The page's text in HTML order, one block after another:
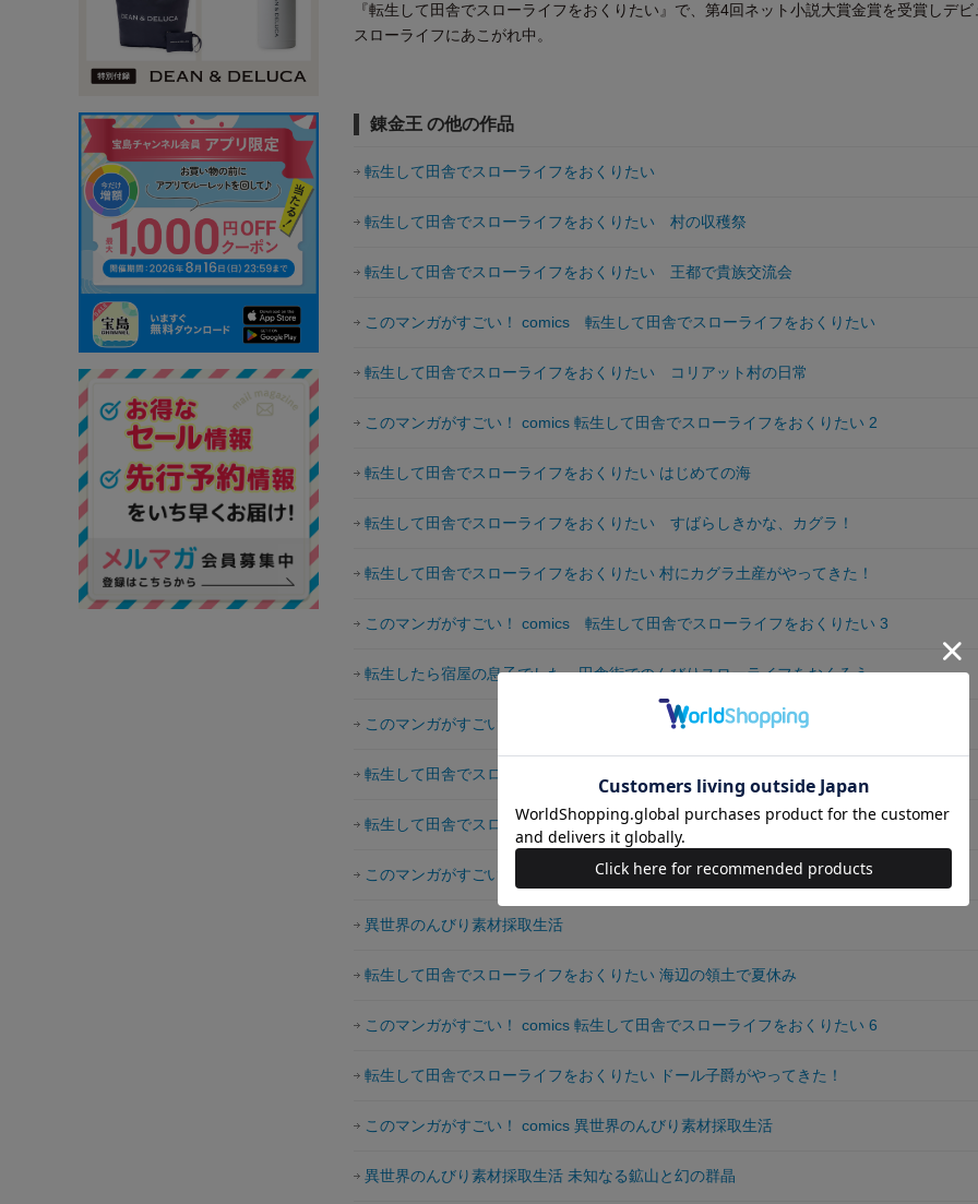
『転生して田舎でスローライフをおくりたい』で、第4回ネット小説大賞金賞を受賞しデビ
スローライフにあこがれ中。
錬金王 の他の作品
転生して田舎でスローライフをおくりたい
転生して田舎でスローライフをおくりたい 村の収穫祭
転生して田舎でスローライフをおくりたい 王都で貴族交流会
このマンガがすごい！ comics 転生して田舎でスローライフをおくりたい
転生して田舎でスローライフをおくりたい コリアット村の日常
このマンガがすごい！ comics 転生して田舎でスローライフをおくりたい 2
転生して田舎でスローライフをおくりたい はじめての海
転生して田舎でスローライフをおくりたい すばらしきかな、カグラ！
転生して田舎でスローライフをおくりたい 村にカグラ土産がやってきた！
このマンガがすごい！ comics 転生して田舎でスローライフをおくりたい 3
転生したら宿屋の息子でした 田舎街でのんびりスローライフをおくろう
このマンガがすごい！ comics 転生して田舎でスローライフをおくりたい 4
転生して田舎でスローライフをおくりたい はじめての家族旅行
転生して田舎でスローライフをおくりたい
このマンガがすごい！ comics 転生して田舎でスローライフをおくりたい 5
異世界のんびり素材採取生活
転生して田舎でスローライフをおくりたい 海辺の領土で夏休み
このマンガがすごい！ comics 転生して田舎でスローライフをおくりたい 6
転生して田舎でスローライフをおくりたい ドール子爵がやってきた！
このマンガがすごい！ comics 異世界のんびり素材採取生活
異世界のんびり素材採取生活 未知なる鉱山と幻の群晶